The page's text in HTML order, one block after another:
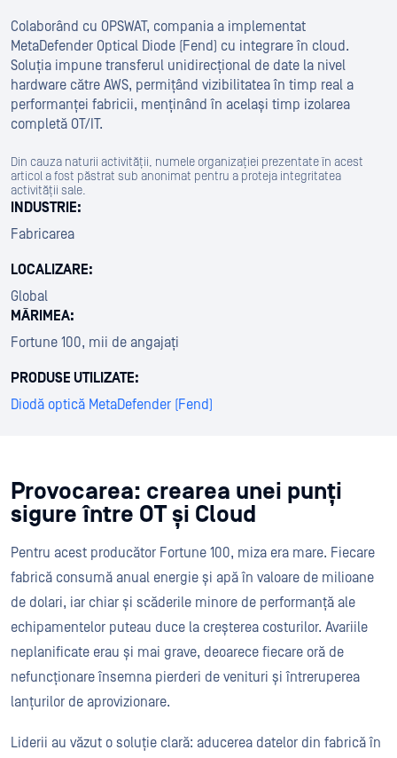
Colaborând cu OPSWAT, compania a implementat
MetaDefender Optical Diode (Fend) cu integrare în cloud.
Soluția impune transferul unidirecțional de date la nivel
hardware către AWS, permițând vizibilitatea în timp real a
performanței fabricii, menținând în același timp izolarea
completă OT/IT.
Din cauza naturii activității, numele organizației prezentate în acest
articol a fost păstrat sub anonimat pentru a proteja integritatea
activității sale.
INDUSTRIE:
Fabricarea
LOCALIZARE:
Global
MĂRIMEA:
Fortune 100, mii de angajați
PRODUSE UTILIZATE:
Diodă optică MetaDefender (Fend)
Provocarea: crearea unei punți
sigure între OT și Cloud
Pentru acest producător Fortune 100, miza era mare. Fiecare
fabrică consumă anual energie și apă în valoare de milioane
de dolari, iar chiar și scăderile minore de performanță ale
echipamentelor puteau duce la creșterea costurilor. Avariile
neplanificate erau și mai grave, deoarece fiecare oră de
nefuncționare însemna pierderi de venituri și întreruperea
lanțurilor de aprovizionare.
Liderii au văzut o soluție clară: aducerea datelor din fabrică în